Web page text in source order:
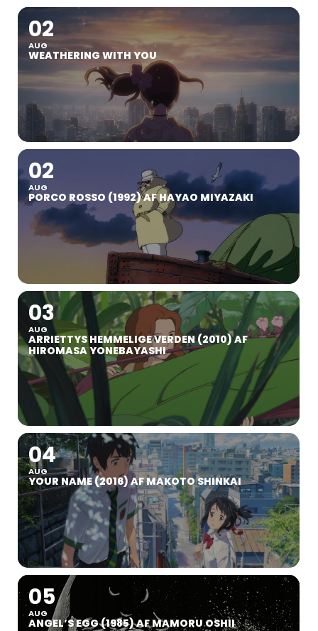
02
AUG
WEATHERING WITH YOU
02
AUG
PORCO ROSSO (1992) AF HAYAO MIYAZAKI
03
AUG
ARRIETTYS HEMMELIGE VERDEN (2010) AF
HIROMASA YONEBAYASHI
04
AUG
YOUR NAME (2016) AF MAKOTO SHINKAI
05
AUG
ANGEL’S EGG (1985) AF MAMORU OSHII